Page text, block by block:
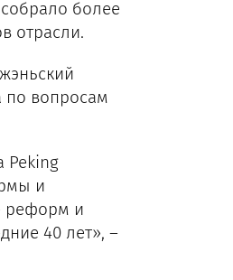
более
отрасли.
по вопросам
Peking
и
реформ и
40 лет», –